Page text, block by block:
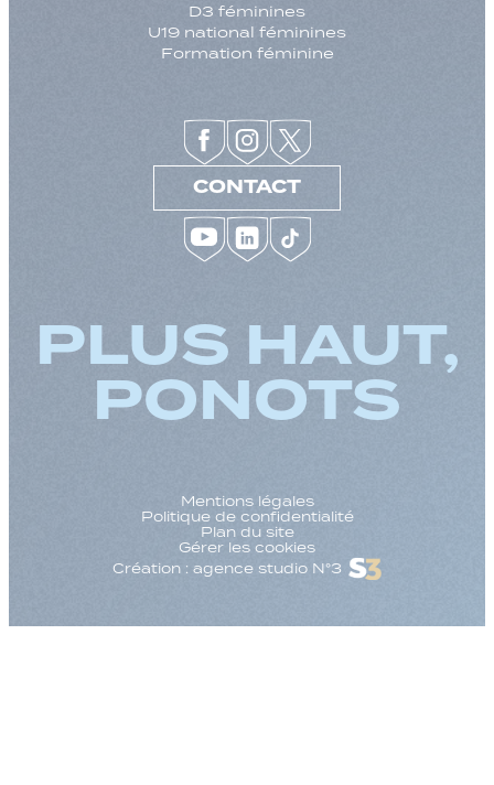
D3 féminines
U19 national féminines
Formation féminine
CONTACT
PLUS HAUT,
PONOTS
Mentions légales
Politique de confidentialité
Plan du site
Gérer les cookies
Création : agence studio N°3